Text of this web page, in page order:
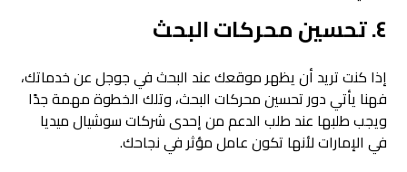
٤. تحسين محركات البحث
إذا كنت تريد أن يظهر موقعك عند البحث في جوجل عن خدماتك،
فهنا يأتي دور تحسين محركات البحث، وتلك الخطوة مهمة جدًا
ويجب طلبها عند طلب الدعم من إحدى شركات سوشيال ميديا
في الإمارات لأنها تكون عامل مؤثر في نجاحك.